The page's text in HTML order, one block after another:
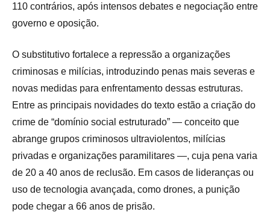
110 contrários, após intensos debates e negociação entre
governo e oposição.
O substitutivo fortalece a repressão a organizações
criminosas e milícias, introduzindo penas mais severas e
novas medidas para enfrentamento dessas estruturas.
Entre as principais novidades do texto estão a criação do
crime de “domínio social estruturado” — conceito que
abrange grupos criminosos ultraviolentos, milícias
privadas e organizações paramilitares —, cuja pena varia
de 20 a 40 anos de reclusão. Em casos de lideranças ou
uso de tecnologia avançada, como drones, a punição
pode chegar a 66 anos de prisão.